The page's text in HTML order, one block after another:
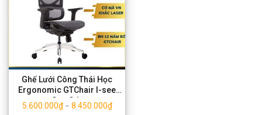
Ghế Lưới Công Thái Học
Ergonomic GTChair I-see
Cao Cấp
5.600.000₫– 8.450.000₫